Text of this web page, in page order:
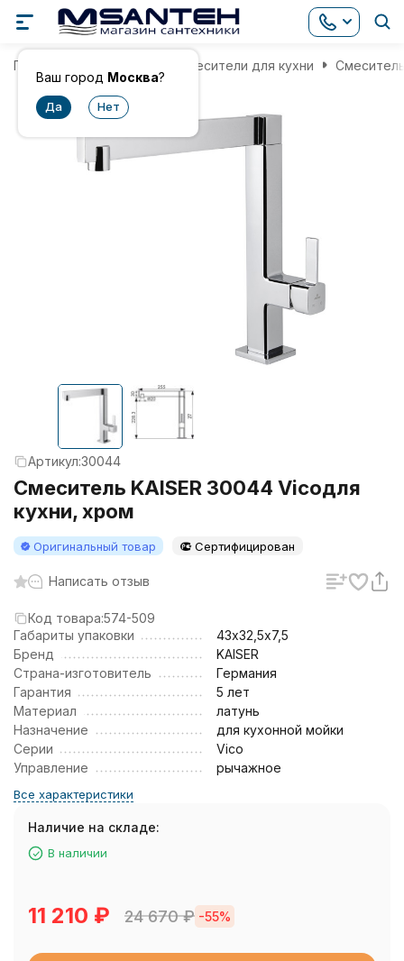
Ваш город Москва?
Главная Смесители для кухни
Артикул:30044
Смеситель KAISER 30044 Vicoдля
кухни, хром
Оригинальный товар Сертифицирован
Написать отзыв
Код товара:574-509
Габариты упаковки
43х32,5х7,5
Бренд
KAISER
Страна-изготовитель
Германия
Гарантия
5 лет
Материал
латунь
Назначение
для кухонной мойки
Серии
Vico
Управление
рычажное
Все характеристики
Наличие на складе:
В наличии
11 210 ₽ 24 670₽ -55%